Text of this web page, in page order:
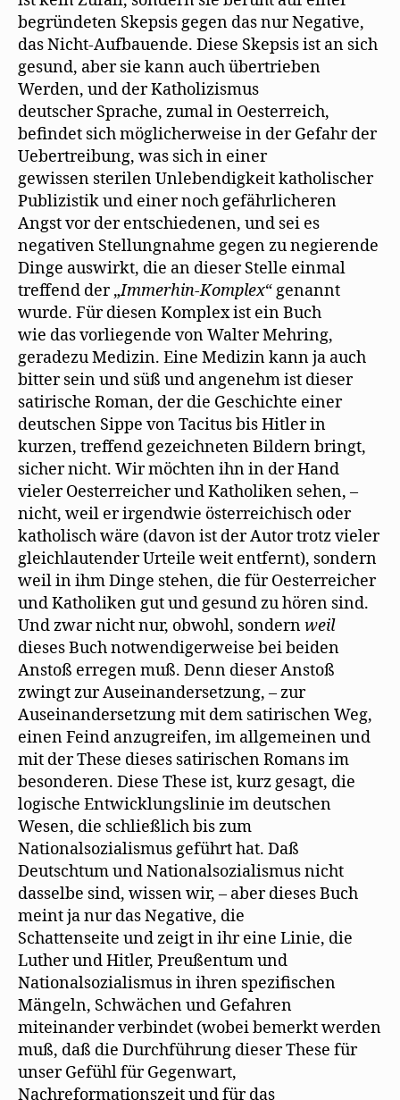
begründeten Skepsis gegen das nur Negative,
das Nicht-Aufbauende. Diese Skepsis ist an sich
gesund, aber sie kann auch übertrieben
Werden, und der Katholizismus
deutscher Sprache, zumal in Oesterreich,
befindet sich möglicherweise in der Gefahr der
Uebertreibung, was sich in einer
gewissen sterilen Unlebendigkeit katholischer
Publizistik und einer noch gefährlicheren
Angst vor der entschiedenen, und sei es
negativen Stellungnahme gegen zu negierende
Dinge auswirkt, die an dieser Stelle einmal
treffend der „Immerhin-Komplex“ genannt
wurde. Für diesen Komplex ist ein Buch
wie das vorliegende von Walter Mehring,
geradezu Medizin. Eine Medizin kann ja auch
bitter sein und süß und angenehm ist dieser
satirische Roman, der die Geschichte einer
deutschen Sippe von Tacitus bis Hitler in
kurzen, treffend gezeichneten Bildern bringt,
sicher nicht. Wir möchten ihn in der Hand
vieler Oesterreicher und Katholiken sehen, –
nicht, weil er irgendwie österreichisch oder
katholisch wäre (davon ist der Autor trotz vieler
gleichlautender Urteile weit entfernt), sondern
weil in ihm Dinge stehen, die für Oesterreicher
und Katholiken gut und gesund zu hören sind.
Und zwar nicht nur, obwohl, sondernweil
dieses Buch notwendigerweise bei beiden
Anstoß erregen muß. Denn dieser Anstoß
zwingt zur Auseinandersetzung, – zur
Auseinandersetzung mit dem satirischen Weg,
einen Feind anzugreifen, im allgemeinen und
mit der These dieses satirischen Romans im
besonderen. Diese These ist, kurz gesagt, die
logische Entwicklungslinie im deutschen
Wesen, die schließlich bis zum
Nationalsozialismus geführt hat. Daß
Deutschtum und Nationalsozialismus nicht
dasselbe sind, wissen wir, – aber dieses Buch
meint ja nur das Negative, die
Schattenseite und zeigt in ihr eine Linie, die
Luther und Hitler, Preußentum und
Nationalsozialismus in ihren spezifischen
Mängeln, Schwächen und Gefahren
miteinander verbindet (wobei bemerkt werden
muß, daß die Durchführung dieser These für
unser Gefühl für Gegenwart,
Nachreformationszeit und für das